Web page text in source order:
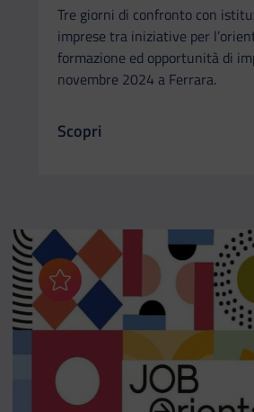
Tre giorni di confronto con
imprese tra iniziative per
formazione ed opportunità di
novembre 2024 a Ferrara.
Il link ti porterà ad avere
Scopri
Aggiungi ai preferiti